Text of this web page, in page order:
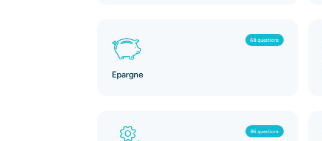
68 questions
Epargne
86 questions